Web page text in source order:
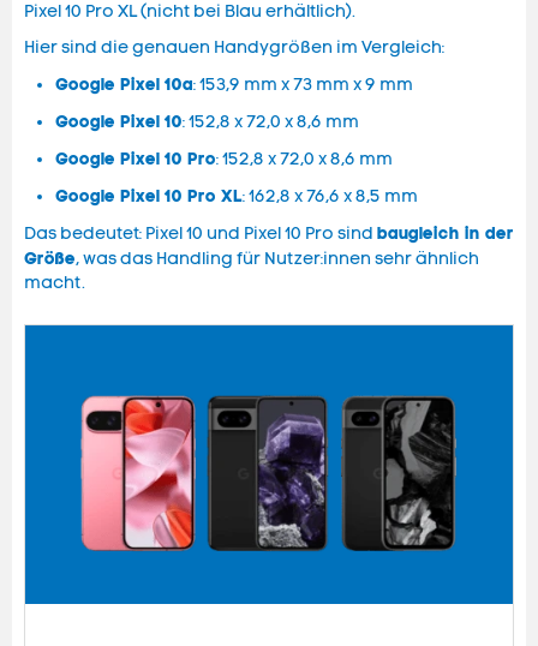
Pixel 10 Pro XL (nicht bei Blau erhältlich).
Hier sind die genauen Handygrößen im Vergleich:
Google Pixel 10a: 153,9 mm x 73 mm x 9 mm
Google Pixel 10: 152,8 x 72,0 x 8,6 mm
Google Pixel 10 Pro: 152,8 x 72,0 x 8,6 mm
Google Pixel 10 Pro XL: 162,8 x 76,6 x 8,5 mm
Das bedeutet: Pixel 10 und Pixel 10 Pro sind baugleich in der
Größe, was das Handling für Nutzer:innen sehr ähnlich
macht.